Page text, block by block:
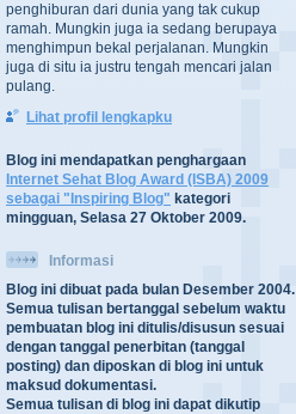
penghiburan dari dunia yang tak cukup
ramah. Mungkin juga ia sedang berupaya
menghimpun bekal perjalanan. Mungkin
juga di situ ia justru tengah mencari jalan
pulang.
Lihat profil lengkapku
Blog ini mendapatkan penghargaan
Internet Sehat Blog Award (ISBA) 2009
sebagai "Inspiring Blog" kategori
mingguan, Selasa 27 Oktober 2009.
Informasi
Blog ini dibuat pada bulan Desember 2004.
Semua tulisan bertanggal sebelum waktu
pembuatan blog ini ditulis/disusun sesuai
dengan tanggal penerbitan (tanggal
posting) dan diposkan di blog ini untuk
maksud dokumentasi.
Semua tulisan di blog ini dapat dikutip